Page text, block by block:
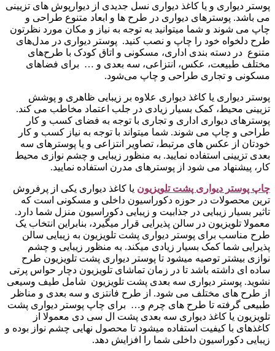
پوستر دیواری و یا کاغذ دیواری نسل جدیدی از دیوارپوش های تزیینی
می باشد. پوسترهای دیواری در طرح ها و ابعاد متنوع طراحی و
چاپ می شوند و شما میتوانید به توجه به نیاز و مکان مورد نظرتون
طرح دلخواه خود را چاپ و نصب کنید. پوستر دیواری در مدل‌های
متنوع در دسته‌ بندی اداری، مسکونی و اتاق کودک با طرح‌های
مختلف طبیعت، عکس، انتزاعی، سه بعدی و … برای فضاهای
مسکونی و تجاری طراحی و چاپ می‌شود.
پوستر دیواری یا کاغذ دیواری علاوه بر زیبایی ظاهری و پوشش
تزیینی محیط، کمک بسیار زیادی در جلب اعتماد مخاطب می کند.
پوسترهای دیواری اداری و تجاری با توجه به فضای کسب و کار
طراحی و چاپ می شوند. شما میتواند با توجه به نیاز کسب و کار
خودتان از عکس های مرتبط، تصاویر انتزاعی و یا پوسترهای سه
بعدی تزیینی استفاده نمایید. به منظور زیبایی و چشم نوازی محیط
کار، پیشنهاد می شود از پوسترهای مدرن استفاده نمایید.
چاپ پوستر دیواری پشت تلویزیون یا کاغذ دیواری یکی از پرفروش
ترین محصولات در حوزه دکوراسیون داخلی و مسکونی است که
تاثیر بسیار زیبایی در جذابیت و زیبایی دکوراسیون منزل شما دارد.
معمولا تلویزیون در سالن پذیرایی قرار میگیرد، بنابراین انتخاب یک
طرح مناسب برای پوستر دیواری پشت تلویزیون به زیبایی سالن
پذیرایی شما کمک بسیار زیادی میکند. به منظور زیبایی و چشم
نوازی بیشتر توصیه میشود تا پوستر دیواری پشت تلویزیون طرح
ساده ای داشته باشد تا در زمان تماشای تلویزیون دچار حواس پرتی
نشوید. پوستر دیواری سه بعدی پشت تلویزیون شامل طیف وسیعی
از طرح های مختلف می شود. از طرح فانتزی و سه بعدی و مناظر
طبیعی گرفته تا طرح های چرم و… برای چاپ پوستر دیواری پشت
تلویزیون یا کاغذ دیواری سه بعدی پشت ال سی دی معمولا از
کاغذهای با کیفیت استفاده میشود تا محصول نهایی چشم نواز بوده و
زیبایی دکوراسیون داخلی شما را افزایش دهد.